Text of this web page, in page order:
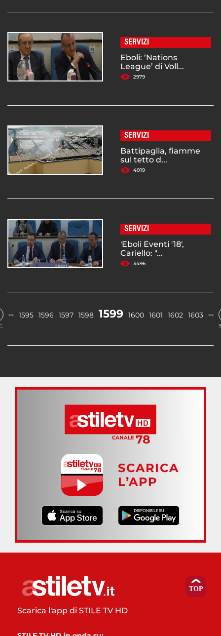
SERVIZI
Eboli: ‘Nations
League’ di Voll...
2979
SERVIZI
Battipaglia, fiamme
sul tetto d...
4019
SERVIZI
'Eboli Eventi '18',
Cariello: "...
3496
… 1595 1596 1597 1598 1599 1600 1601 1602 1603 …
SCARICA
L’APP
Scarica l'app di STILE TV HD